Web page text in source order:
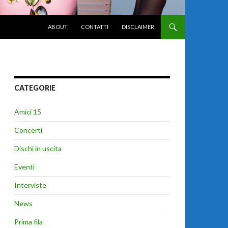
ABOUT
CONTATTI DISCLAIMER
CATEGORIE
Amici 15
Concerti
Dischi in uscita
Eventi
Interviste
News
Prima fila